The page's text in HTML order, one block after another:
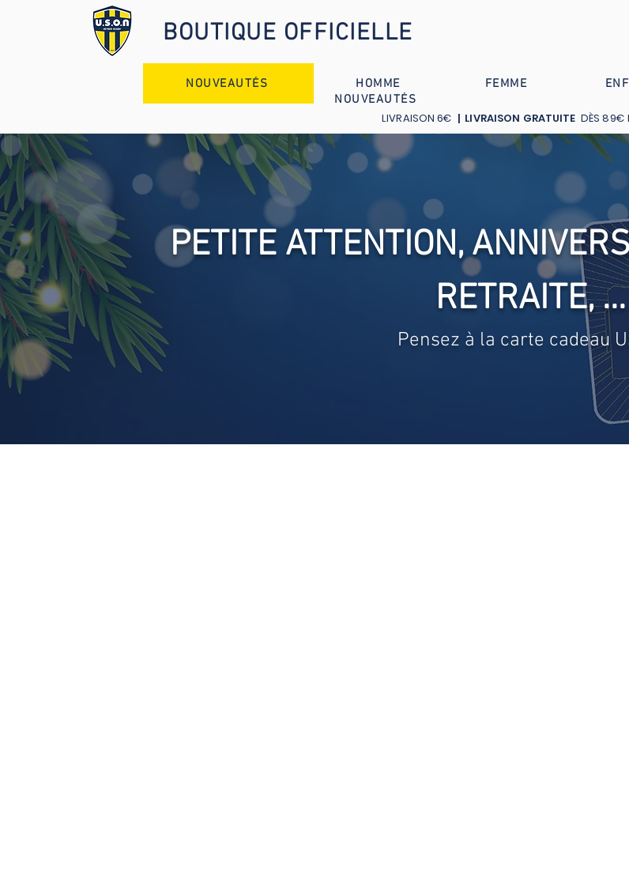
NOUVEAUTÉS HOMME FEMME
BOUTIQUE OFFICIELLE
LIVRAISON 6€ | LIVRAISON GRATUITE DÈS 89€
NOUVEAUTÉS
PETITE ATTENTION,
RETRAITE, ...
Pensez à la carte cadeau